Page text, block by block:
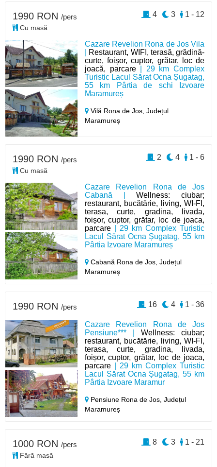
Cazare Revelion Rona de Jos Vila
Restaurant, WIFI, terasă, grădină-
curte, foișor, cuptor, grătar, loc de
joacă, parcare| 29 km Complex
Turistic Lacul Sărat Ocna Șugatag,
55 km Pârtia de schi Izvoare
Maramureș
Vilă Rona de Jos,Județul
Maramureș
1990 RON /pers
Cu masă
1 - 12
3
4
Cazare Revelion Rona de Jos
Cabană |Wellness: ciubar;
restaurant, bucătărie, living, WI-FI,
terasa, curte, gradina, livada,
foișor, cuptor, grătar, loc de joaca,
parcare | 29 km Complex Turistic
Lacul Sărat Ocna Șugatag, 55 km
Pârtia Izvoare Maramureș
Cabană Rona de Jos,Județul
Maramureș
1990 RON /pers
Cu masă
1 - 6
4
2
Cazare Revelion Rona de Jos
Pensiune*** |Wellness: ciubar;
restaurant, bucătărie, living, WI-FI,
terasa, curte, gradina, livada,
foișor, cuptor, grătar, loc de joaca,
parcare | 29 km Complex Turistic
Lacul Sărat Ocna Șugatag, 55 km
Pârtia Izvoare Maramur
Pensiune Rona de Jos,Județul
Maramureș
1990 RON /pers 1 - 36
4
16
1000 RON /pers
Fără masă
1 - 21
3
8